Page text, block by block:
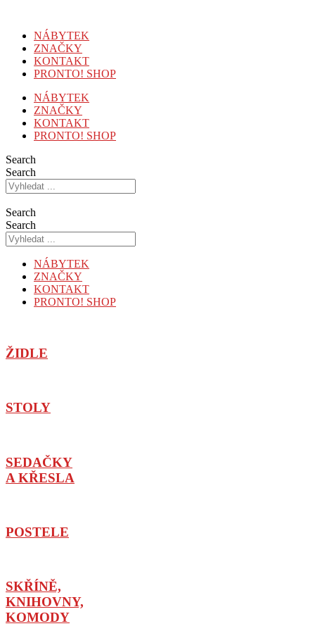
obsahuNÁBYTEK
ZNAČKY
KONTAKT
PRONTO! SHOP
NÁBYTEK
ZNAČKY
KONTAKT
PRONTO! SHOP
Search
Search
Search
Search
NÁBYTEK
ZNAČKY
KONTAKT
PRONTO! SHOP
ŽIDLE
STOLY
SEDAČKY
A KŘESLA
POSTELE
SKŘÍNĚ,
KNIHOVNY,
KOMODY